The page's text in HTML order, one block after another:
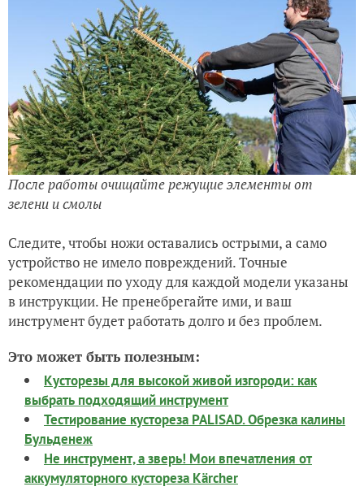
После работы очищайте режущие элементы от
зелени и смолы
Следите, чтобы ножи оставались острыми, а само
устройство не имело повреждений. Точные
рекомендации по уходу для каждой модели указаны
в инструкции. Не пренебрегайте ими, и ваш
инструмент будет работать долго и без проблем.
Это может быть полезным:
Кусторезы для высокой живой изгороди: как
выбрать подходящий инструмент
Тестирование кустореза PALISAD. Обрезка калины
Бульденеж
Не инструмент, а зверь! Мои впечатления от
аккумуляторного кустореза Kärcher